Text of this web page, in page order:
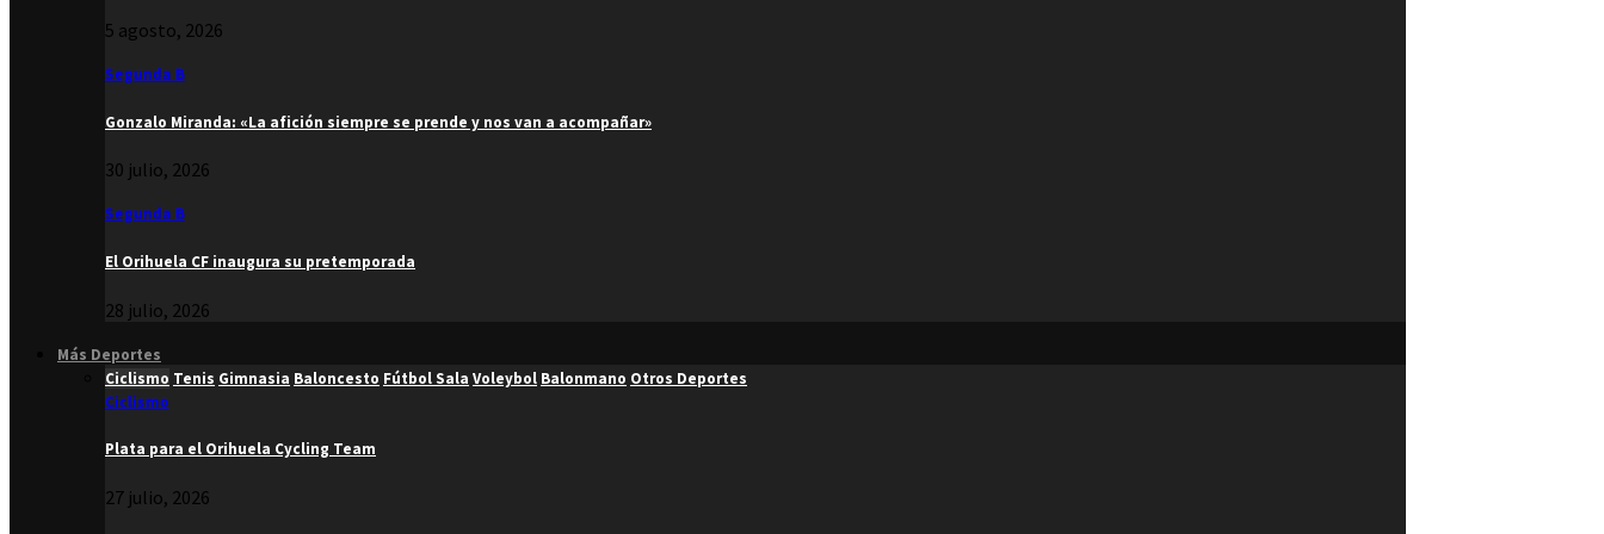
5 agosto, 2026
Segunda B
Gonzalo Miranda: «La afición siempre se prende y nos van a acompañar»
30 julio, 2026
Segunda B
El Orihuela CF inaugura su pretemporada
28 julio, 2026
Más Deportes
Ciclismo Tenis Gimnasia Baloncesto Fútbol Sala Voleybol Balonmano Otros Deportes
Ciclismo
Plata para el Orihuela Cycling Team
27 julio, 2026